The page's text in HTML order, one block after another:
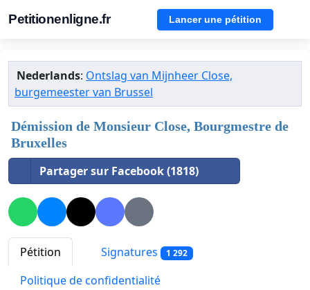
Petitionenligne.fr Lancer une pétition
Nederlands: Ontslag van Mijnheer Close,
burgemeester van Brussel
Démission de Monsieur Close, Bourgmestre de
Bruxelles
Partager sur Facebook (1818)
Pétition Signatures 1 292
Politique de confidentialité